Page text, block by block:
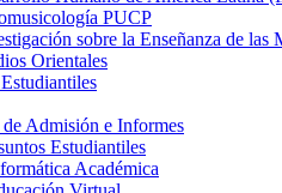
PUCP
sobre la Enseñanza de
Orientales
Admisión e Informes
Estudiantiles
Académica